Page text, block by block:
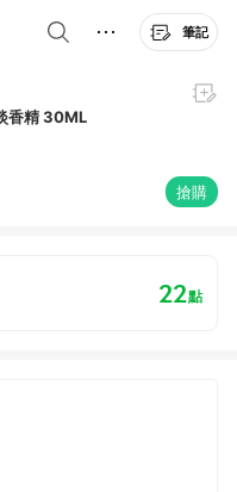
筆記
香精 30ML
搶購
22點